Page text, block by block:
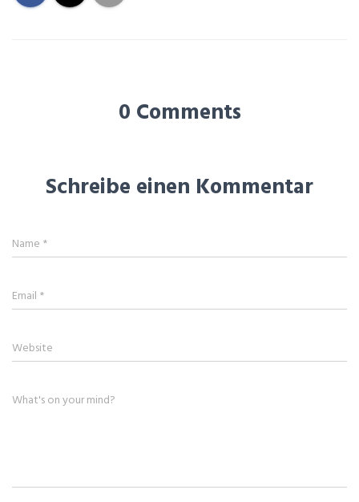
0 Comments
Schreibe einen Kommentar
Name *
Email *
Website
What's on your mind?